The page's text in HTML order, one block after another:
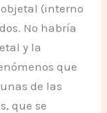
(interno
No habría
y la
que
de las
que se